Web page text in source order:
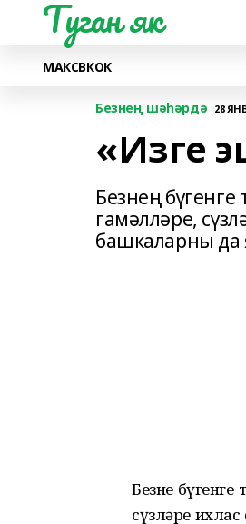
Туган як
МАКСВКОК
Безнең шәһәрдә 28
«Изге
Безнең
гамәлләре,
башкаларны да
Безнең
сүзләре